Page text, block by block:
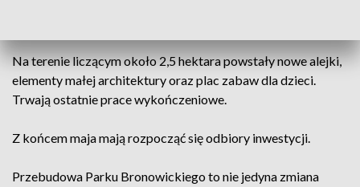
Na terenie liczącym około 2,5 hektara powstały nowe alejki,
elementy małej architektury oraz plac zabaw dla dzieci.
Trwają ostatnie prace wykończeniowe.
Z końcem maja mają rozpocząć się odbiory inwestycji.
Przebudowa Parku Bronowickiego to nie jedyna zmiana